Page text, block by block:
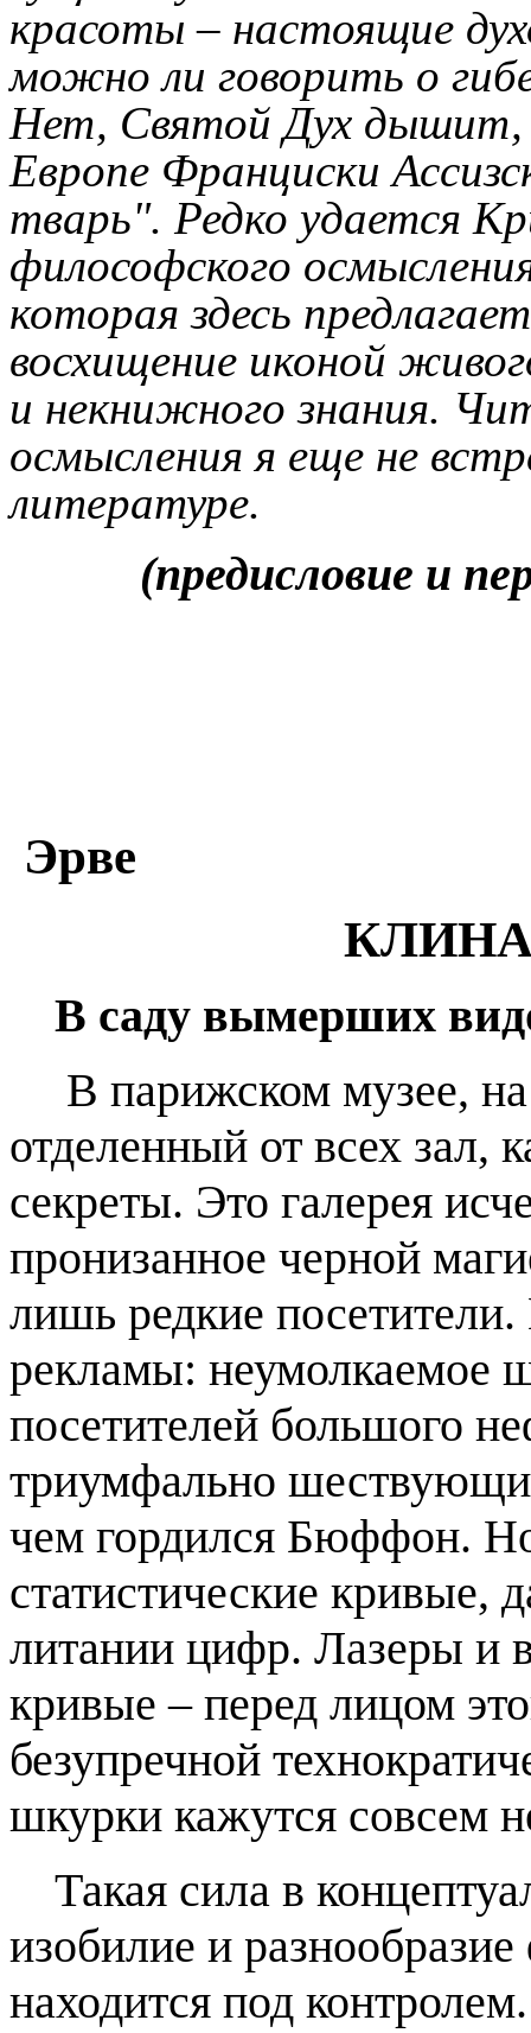
красоты – настоящие
можно ли говорить о
Нет, Святой Дух дышит,
Европе Франциски
тварь". Редко удается
философского
которая здесь
восхищение иконой
и некнижного знания.
осмысления я еще не
литературе.
(предисловие и
Эрве
В саду вымерших
В парижском музее,
отделенный от всех зал,
секреты. Это галерея
пронизанное черной
лишь редкие
рекламы: неумолкаемое
посетителей большого
триумфально
чем гордился Бюффон.
статистические кривые,
литании цифр. Лазеры и
кривые – перед лицом
безупречной
шкурки кажутся совсем
Такая сила в
изобилие и
находится под